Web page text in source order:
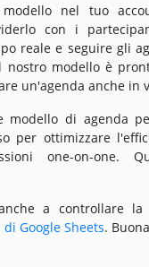
nel tuo
con i
reale e seguire gli
nostro modello è
un'agenda anche in
modello di agenda
per ottimizzare
one-on-one.
a controllare la
Google Sheets.